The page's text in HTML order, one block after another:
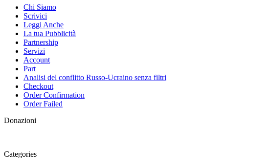
Chi Siamo
Scrivici
Leggi Anche
La tua Pubblicità
Partnership
Servizi
Account
Part
Analisi del conflitto Russo-Ucraino senza filtri
Checkout
Order Confirmation
Order Failed
Donazioni
Categories